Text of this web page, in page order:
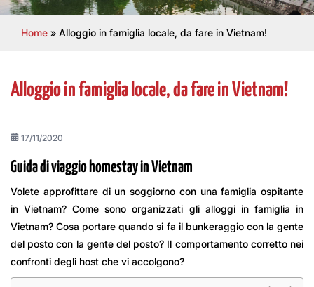
Home » Alloggio in famiglia locale, da fare in Vietnam!
Alloggio in famiglia locale, da fare in Vietnam!
17/11/2020
Guida di viaggio homestay in Vietnam
Volete approfittare di un soggiorno con una famiglia ospitante
in Vietnam? Come sono organizzati gli alloggi in famiglia in
Vietnam? Cosa portare quando si fa il bunkeraggio con la gente
del posto con la gente del posto? Il comportamento corretto nei
confronti degli host che vi accolgono?